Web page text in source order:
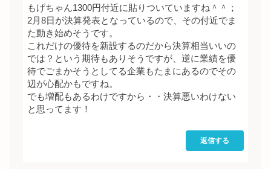
もげちゃん1300円付近に貼りついていますね＾＾；
2月8日が決算発表となっているので、その付近でま
た動き始めそうです。
これだけの優待を新設するのだから決算相当いいの
では？という期待もありそうですが、逆に業績を優
待でごまかそうとしてる企業もたまにあるのでその
辺が心配かもですね。
でも増配もあるわけですから・・決算悪いわけない
と思ってます！
返信する